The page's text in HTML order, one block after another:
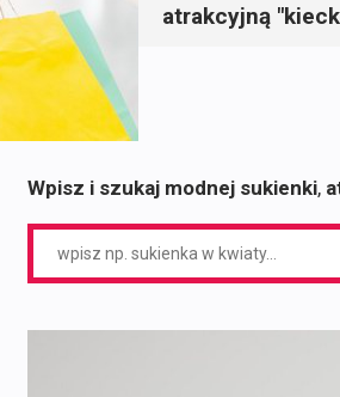
atrakcyjną
Wpisz i szukaj modnej sukienki,